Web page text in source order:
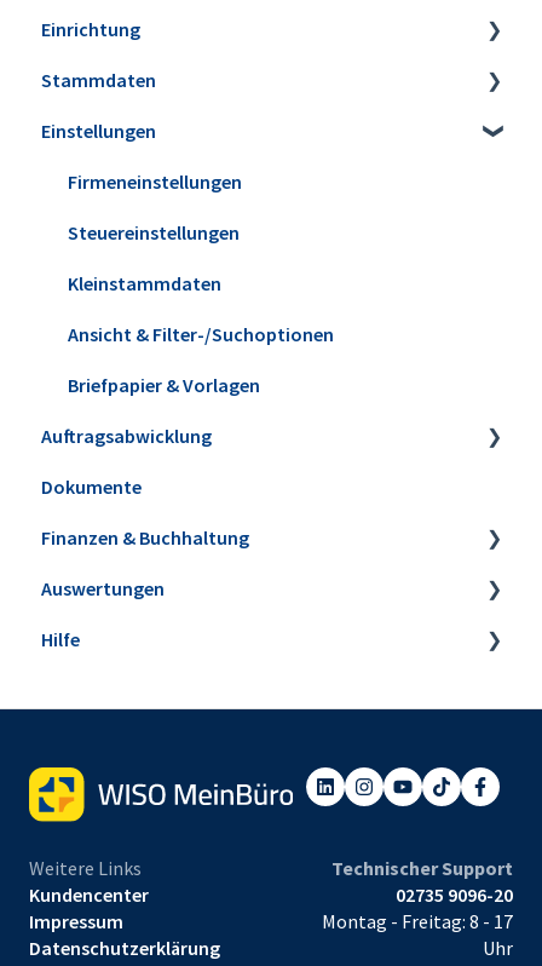
Einrichtung
Installation
Erweiterungen
Datensicherung
Update installieren
Versionshistorie
WISO MeinBüro Desktop Cloud
Office
Stammdaten
Artikel
Lagerbestände & Inventur
Kunden & Interessenten
Lieferanten
Mitarbeiter
Einstellungen
Firmeneinstellungen
Steuereinstellungen
Kleinstammdaten
Ansicht & Filter-/Suchoptionen
Briefpapier & Vorlagen
Auftragsabwicklung
Angebote
Aufträge & Lieferscheine
Rechnungen
E-Rechnungen
Projekte & Aufwände
Eingangsrechnungen
Dokumente
Finanzen & Buchhaltung
Banking & Kasse
Kasse POS
Mahnwesen
Auswertungen
Steuer-Auswertungen
Tabellen-Auswertungen
Hilfe
Weitere Links
Kundencenter
Impressum
Datenschutzerklärung
Technischer Support
02735 9096-20
Montag - Freitag: 8 - 17
Uhr